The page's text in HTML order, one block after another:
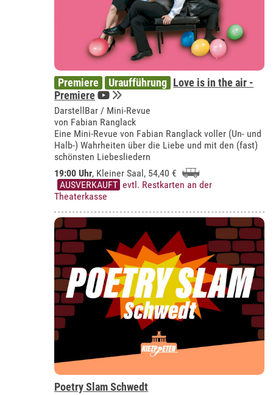
Premiere Uraufführung Love is in the air -
Premiere
DarstellBar / Mini-Revue
von Fabian Ranglack
Eine Mini-Revue von Fabian Ranglack voller (Un- und
Halb-) Wahrheiten über die Liebe und mit den (fast)
schönsten Liebesliedern
19:00 Uhr, Kleiner Saal, 54,40 €
AUSVERKAUFT evtl. Restkarten an der
Theaterkasse
Poetry Slam Schwedt